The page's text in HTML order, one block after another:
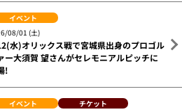
イベント
08/01 (土)
水)オリックス戦で宮城県出身のプロゴル
ー大須賀 望さんがセレモニアルピッチに
!
イベント
チケット